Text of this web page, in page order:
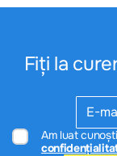
Fiți la
Am luat